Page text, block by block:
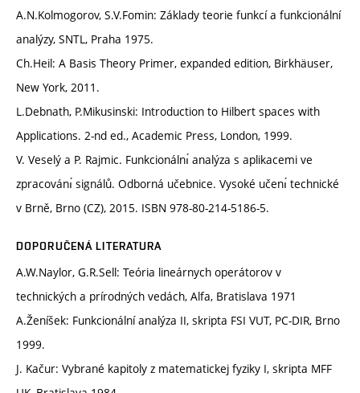
A.N.Kolmogorov, S.V.Fomin: Základy teorie funkcí a funkcionální
analýzy, SNTL, Praha 1975.
Ch.Heil: A Basis Theory Primer, expanded edition, Birkhäuser,
New York, 2011.
L.Debnath, P.Mikusinski: Introduction to Hilbert spaces with
Applications. 2-nd ed., Academic Press, London, 1999.
V. Veselý a P. Rajmic. Funkcionálnı́ analýza s aplikacemi ve
zpracovánı́ signálů. Odborná učebnice. Vysoké učenı́ technické
v Brně, Brno (CZ), 2015. ISBN 978-80-214-5186-5.
DOPORUČENÁ LITERATURA
A.W.Naylor, G.R.Sell: Teória lineárnych operátorov v
technických a prírodných vedách, Alfa, Bratislava 1971
A.Ženíšek: Funkcionální analýza II, skripta FSI VUT, PC-DIR, Brno
1999.
J. Kačur: Vybrané kapitoly z matematickej fyziky I, skripta MFF